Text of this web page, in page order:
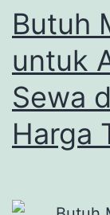
Butuh
untuk
Sewa
Harga